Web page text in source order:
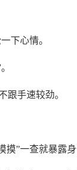
下心情。
跟手速较劲。
”一查就暴露